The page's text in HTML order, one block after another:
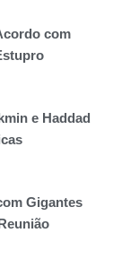
com
e Haddad
Gigantes